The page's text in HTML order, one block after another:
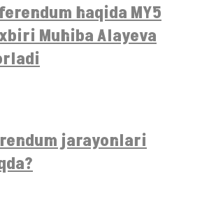
haqida MY5
Muhiba Alayeva
jarayonlari